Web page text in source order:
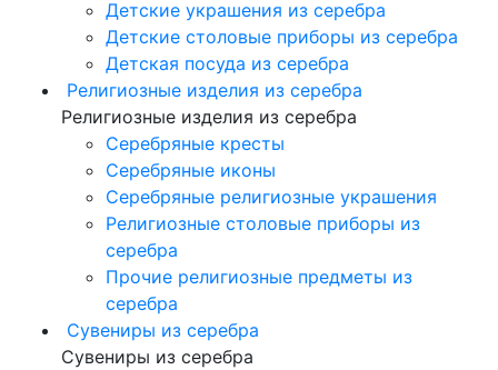
Детские украшения из серебра
Детские столовые приборы из серебра
Детская посуда из серебра
Религиозные изделия из серебра
Религиозные изделия из серебра
Серебряные кресты
Серебряные иконы
Серебряные религиозные украшения
Религиозные столовые приборы из
серебра
Прочие религиозные предметы из
серебра
Сувениры из серебра
Сувениры из серебра